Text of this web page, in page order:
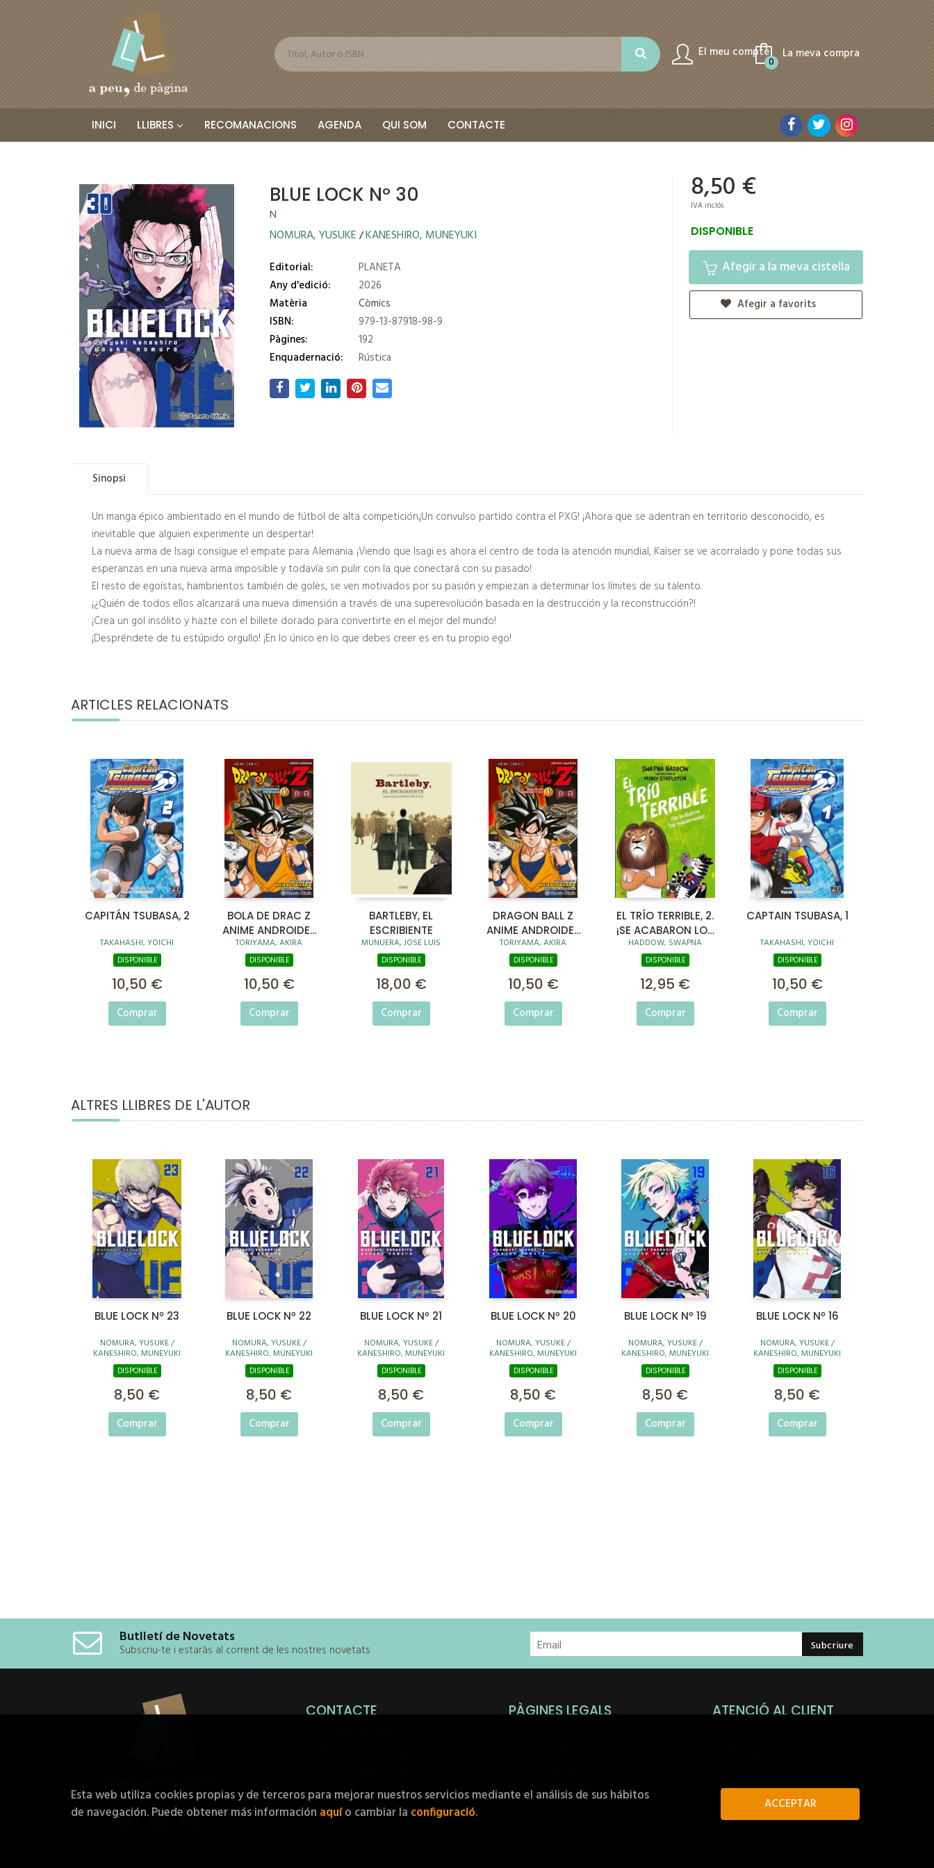
El meu compte La meva compra
0
INICI LLIBRES RECOMANACIONS AGENDA QUI SOM CONTACTE
BLUE LOCK Nº 30
N
NOMURA, YUSUKE/KANESHIRO, MUNEYUKI
Editorial:
PLANETA
Any d'edició:
2026
Matèria
Còmics
ISBN:
979-13-87918-98-9
Pàgines:
192
Enquadernació:
Rústica
8,50 €
IVA inclós
DISPONIBLE
Afegir a la meva cistella
Afegir a favorits
Sinopsi
Un manga épico ambientado en el mundo de fútbol de alta competición.¡Un convulso partido contra el PXG! ¡Ahora que se adentran en territorio desconocido, es
inevitable que alguien experimente un despertar!
La nueva arma de Isagi consigue el empate para Alemania. ¡Viendo que Isagi es ahora el centro de toda la atención mundial, Kaiser se ve acorralado y pone todas sus
esperanzas en una nueva arma imposible y todavía sin pulir con la que conectará con su pasado!
El resto de egoístas, hambrientos también de goles, se ven motivados por su pasión y empiezan a determinar los límites de su talento.
¡¿Quién de todos ellos alcanzará una nueva dimensión a través de una superevolución basada en la destrucción y la reconstrucción?!
¡Crea un gol insólito y hazte con el billete dorado para convertirte en el mejor del mundo!
¡Despréndete de tu estúpido orgullo! ¡En lo único en lo que debes creer es en tu propio ego!
ARTICLES RELACIONATS
CAPITÁN TSUBASA, 2
TAKAHASHI, YOICHI
DISPONIBLE
10,50 €
Comprar
BOLA DE DRAC Z
ANIME ANDROIDES
Nº 01
TORIYAMA, AKIRA
DISPONIBLE
10,50 €
Comprar
BARTLEBY, EL
ESCRIBIENTE
MUNUERA, JOSE LUIS
DISPONIBLE
18,00 €
Comprar
DRAGON BALL Z
ANIME ANDROIDES
Nº 01
TORIYAMA, AKIRA
DISPONIBLE
10,50 €
Comprar
EL TRÍO TERRIBLE, 2.
¡SE ACABARON LOS
MACARRONES!
HADDOW, SWAPNA
DISPONIBLE
12,95 €
Comprar
CAPTAIN TSUBASA, 1
TAKAHASHI, YOICHI
DISPONIBLE
10,50 €
Comprar
ALTRES LLIBRES DE L'AUTOR
BLUE LOCK Nº 23
NOMURA, YUSUKE /
KANESHIRO, MUNEYUKI
DISPONIBLE
8,50 €
Comprar
BLUE LOCK Nº 22
NOMURA, YUSUKE /
KANESHIRO, MUNEYUKI
DISPONIBLE
8,50 €
Comprar
BLUE LOCK Nº 21
NOMURA, YUSUKE /
KANESHIRO, MUNEYUKI
DISPONIBLE
8,50 €
Comprar
BLUE LOCK Nº 20
NOMURA, YUSUKE /
KANESHIRO, MUNEYUKI
DISPONIBLE
8,50 €
Comprar
BLUE LOCK Nº 19
NOMURA, YUSUKE /
KANESHIRO, MUNEYUKI
DISPONIBLE
8,50 €
Comprar
BLUE LOCK Nº 16
NOMURA, YUSUKE /
KANESHIRO, MUNEYUKI
DISPONIBLE
8,50 €
Comprar
Butlletí de Novetats
Subscriu-te i estaràs al corrent de les nostres novetats
CONTACTE PÀGINES LEGALS
Política de Cookies
ATENCIÓ AL CLIENT
Esta web utiliza cookies propias y de terceros para mejorar nuestros servicios mediante el análisis de sus hábitos
de navegación. Puede obtener más información aquío cambiar la configuració. ACCEPTAR